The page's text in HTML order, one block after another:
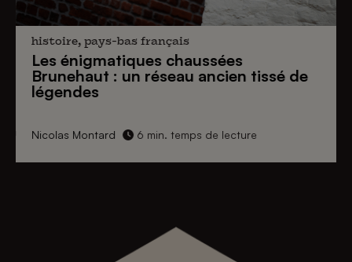
histoire, pays-bas français
Les énigmatiques chaussées
Brunehaut : un réseau ancien tissé de
légendes
Nicolas Montard 6 min. temps de lecture